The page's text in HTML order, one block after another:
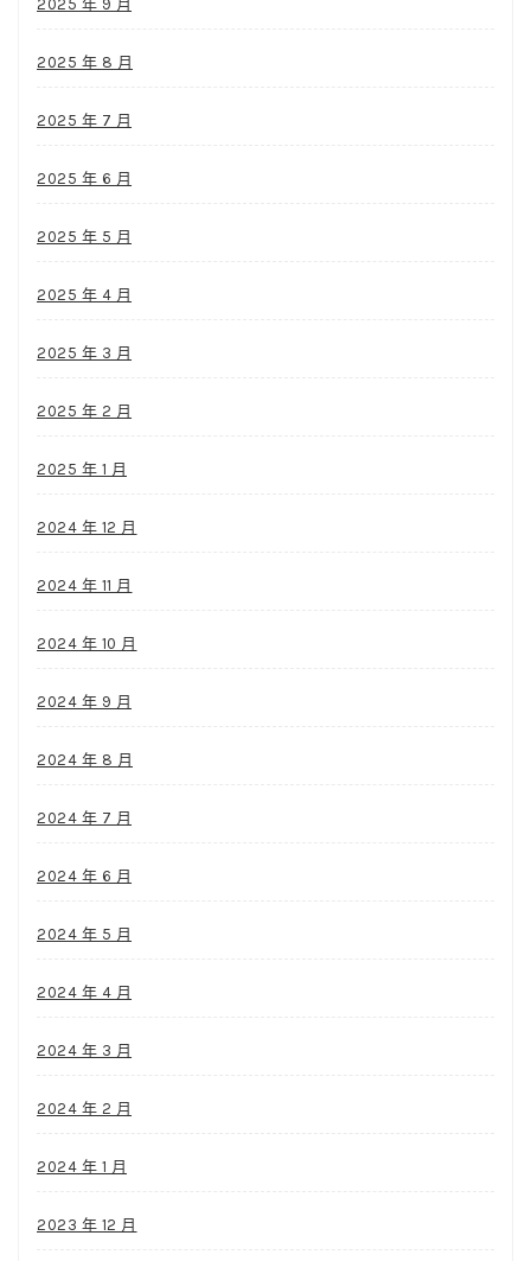
2025 年 9 月
2025 年 8 月
2025 年 7 月
2025 年 6 月
2025 年 5 月
2025 年 4 月
2025 年 3 月
2025 年 2 月
2025 年 1 月
2024 年 12 月
2024 年 11 月
2024 年 10 月
2024 年 9 月
2024 年 8 月
2024 年 7 月
2024 年 6 月
2024 年 5 月
2024 年 4 月
2024 年 3 月
2024 年 2 月
2024 年 1 月
2023 年 12 月